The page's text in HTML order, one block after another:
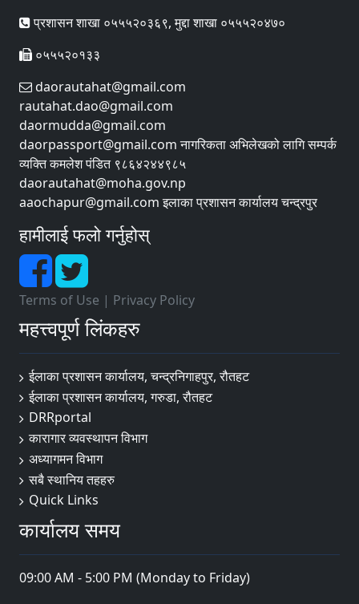
प्रशासन शाखा ०५५५२०३६९, मुद्दा शाखा ०५५५२०४७०
०५५५२०१३३
daorautahat@gmail.com
rautahat.dao@gmail.com
daormudda@gmail.com
daorpassport@gmail.com नागरिकता अभिलेखको लागि सम्पर्क
व्यक्ति कमलेश पंडित ९८६४२४४९८५
daorautahat@moha.gov.np
aaochapur@gmail.com इलाका प्रशासन कार्यालय चन्द्रपुर
हामीलाई फलो गर्नुहोस्
Terms of Use | Privacy Policy
महत्त्वपूर्ण लिंकहरु
ईलाका प्रशासन कार्यालय, चन्द्रनिगाहपुर, रौतहट
ईलाका प्रशासन कार्यालय, गरुडा, रौतहट
DRRportal
कारागार व्यवस्थापन विभाग
अध्यागमन विभाग
सबै स्थानिय तहहरु
Quick Links
कार्यालय समय
09:00 AM - 5:00 PM (Monday to Friday)